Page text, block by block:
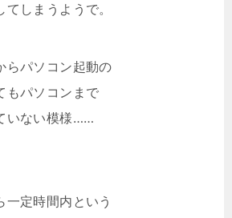
しまうようで。
らパソコン起動の
もパソコンまで
いない模様……
一定時間内という